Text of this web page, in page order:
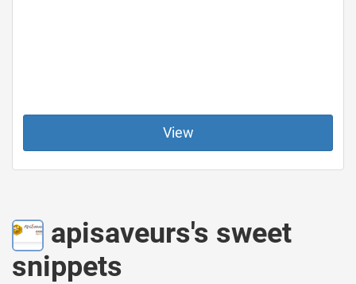
View
apisaveurs's sweet
snippets